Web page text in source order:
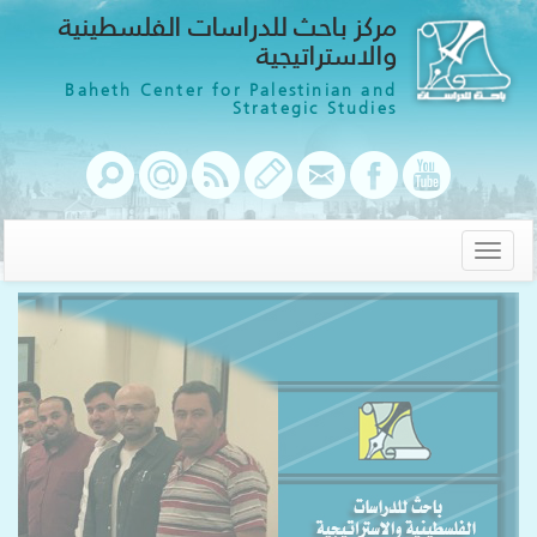
مركز باحث للدراسات الفلسطينية
والاستراتيجية
Baheth Center for Palestinian and
Strategic Studies
Toggle
navigation